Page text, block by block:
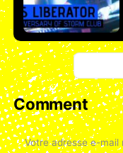
Comment
Votre adresse e-mail